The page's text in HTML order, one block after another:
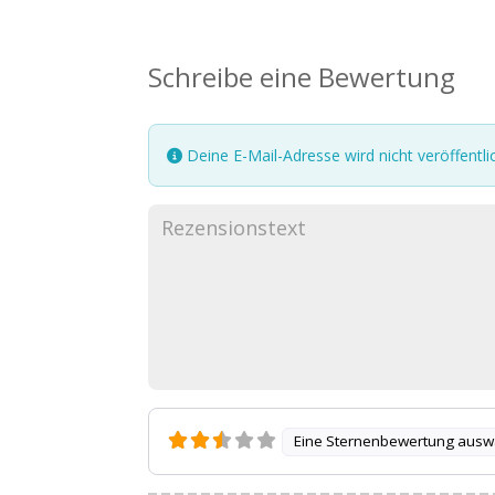
Schreibe eine Bewertung
Deine E-Mail-Adresse wird nicht
Eine Sternenbewertung